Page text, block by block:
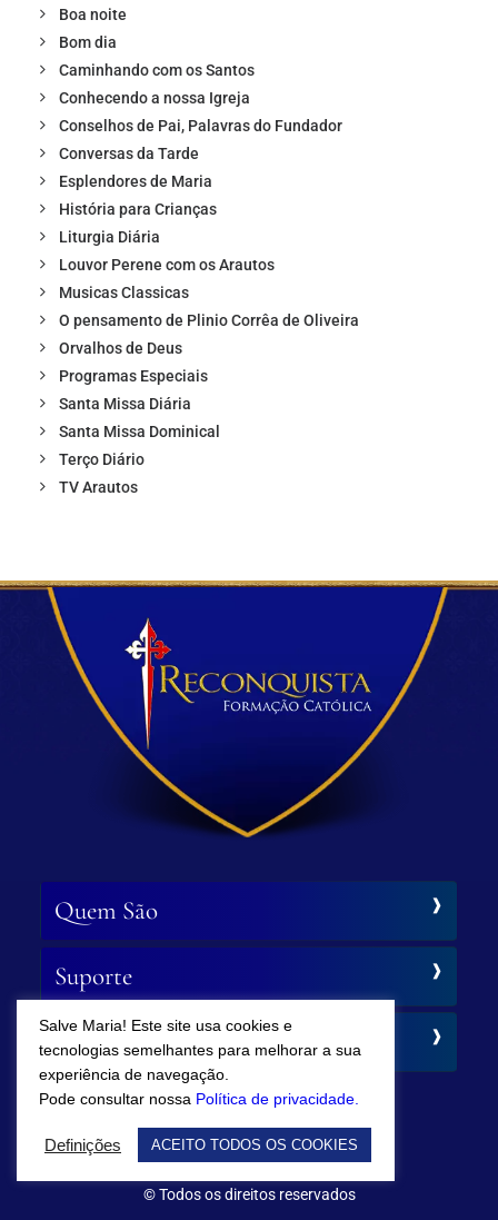
Boa noite
Bom dia
Caminhando com os Santos
Conhecendo a nossa Igreja
Conselhos de Pai, Palavras do Fundador
Conversas da Tarde
Esplendores de Maria
História para Crianças
Liturgia Diária
Louvor Perene com os Arautos
Musicas Classicas
O pensamento de Plinio Corrêa de Oliveira
Orvalhos de Deus
Programas Especiais
Santa Missa Diária
Santa Missa Dominical
Terço Diário
TV Arautos
Quem São
Suporte
Siga-nos
© Todos os direitos reservados
Salve Maria! Este site usa cookies e
tecnologias semelhantes para melhorar a sua
experiência de navegação.
Pode consultar nossa Política de privacidade.
Definições ACEITO TODOS OS COOKIES